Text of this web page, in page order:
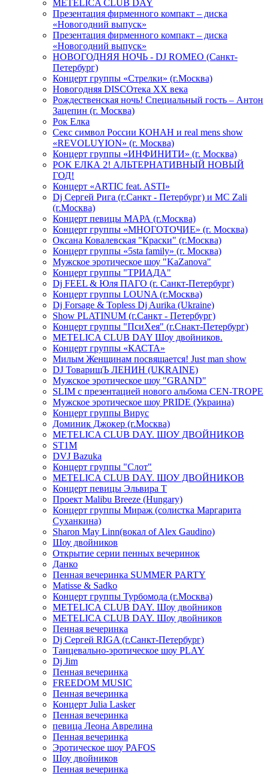
METELICA CLUB DAY
Презентация фирменного компакт – диска
«Новогодний выпуск»
Презентация фирменного компакт – диска
«Новогодний выпуск»
НОВОГОДНЯЯ НОЧЬ - DJ ROMEO (Санкт-
Петербург)
Концерт группы «Стрелки» (г.Москва)
Новогодняя DISCOтека ХХ века
Рождественская ночь! Специальный гость – Антон
Зацепин (г. Москва)
Рок Елка
Секс символ России КОНАН и real mens show
«REVOLUYION» (г. Москва)
Концерт группы «ИНФИНИТИ» (г. Москва)
РОК ЕЛКА 2! АЛЬТЕРНАТИВНЫЙ НОВЫЙ
ГОД!
Концерт «ARTIC feat. ASTI»
Dj Сергей Рига (г.Санкт - Петербург) и MC Zali
(г.Москва)
Концерт певицы МАРА (г.Москва)
Концерт группы «МНОГОТОЧИЕ» (г. Москва)
Оксана Ковалевская "Краски" (г.Москва)
Концерт группы «5sta family» (г. Москва)
Мужское эротическое шоу "KaZanova"
Концерт группы "ТРИАДА"
Dj FEEL & Юля ПАГО (г. Санкт-Петербург)
Концерт группы LOUNA (г.Москва)
Dj Forsage & Topless Dj Aurika (Ukraine)
Show PLATINUM (г.Санкт - Петербург)
Концерт группы "ПсиХея" (г.Снакт-Петербург)
METELICA CLUB DAY Шоу двойников.
Концерт группы «КАСТА»
Милым Женщинам посвящается! Just man show
DJ ТоварищЪ ЛЕНИН (UKRAINE)
Мужское эротическое шоу "GRAND"
SLIM с презентацией нового альбома CEN-TROPE
Мужское эротическое шоу PRIDE (Украина)
Концерт группы Вирус
Доминик Джокер (г.Москва)
METELICA CLUB DAY. ШОУ ДВОЙНИКОВ
ST1M
DVJ Bazuka
Концерт группы "Слот"
METELICA CLUB DAY. ШОУ ДВОЙНИКОВ
Концерт певицы Эльвира Т
Проект Malibu Breeze (Hungary)
Концерт группы Мираж (солистка Маргарита
Суханкина)
Sharon May Linn(вокал of Alex Gaudino)
Шоу двойников
Открытие серии пенных вечеринок
Данко
Пенная вечеринка SUMMER PARTY
Matisse & Sadko
Концерт группы Турбомода (г.Москва)
METELICA CLUB DAY. Шоу двойников
METELICA CLUB DAY. Шоу двойников
Пенная вечеринка
Dj Сергей RIGA (г.Санкт-Петербург)
Танцевально-эротическое шоу PLAY
Dj Jim
Пенная вечеринка
FREEDOM MUSIC
Пенная вечеринка
Концерт Julia Lasker
Пенная вечеринка
певица Леона Аврелина
Пенная вечеринка
Эротическое шоу PAFOS
Шоу двойников
Пенная вечеринка